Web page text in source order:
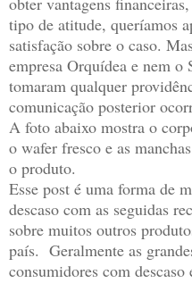
tipo de atitude, queríamos
satisfação sobre o caso.
empresa Orquídea e nem o
tomaram qualquer
comunicação posterior
A foto abaixo mostra o
o wafer fresco e as
o produto.
Esse post é uma forma de
descaso com as seguidas
sobre muitos outros
país. Geralmente as
consumidores com descaso